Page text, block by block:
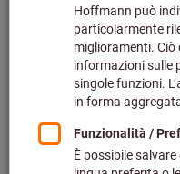
Magnetspannplatte
Vakuumspannplattedie
Jede Anlage muss für
ausgerüstet sein. Nur auf
dieselbe Maschine für die
unterschiedlicher Produkte
Und nur auf diese Weise